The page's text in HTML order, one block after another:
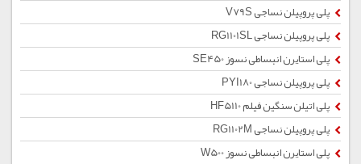
پلی پروپیلن نساجی V79S
پلی پروپیلن نساجی RG1101SL
پلی استایرن انبساطی نسوز SE450
پلی پروپیلن نساجی PYI180
پلی اتیلن سنگین فیلم HF5110
پلی پروپیلن نساجی RG1102M
پلی استایرن انبساطی نسوز W500